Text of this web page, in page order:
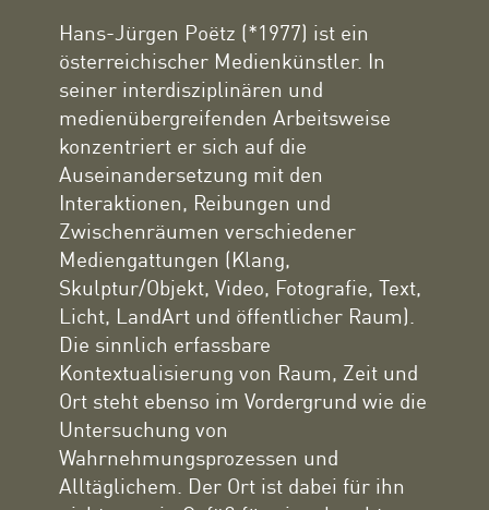
Hans-Jürgen Poëtz (*1977) ist ein
österreichischer Medienkünstler. In
seiner interdisziplinären und
medienübergreifenden Arbeitsweise
konzentriert er sich auf die
Auseinandersetzung mit den
Interaktionen, Reibungen und
Zwischenräumen verschiedener
Mediengattungen (Klang,
Skulptur/Objekt, Video, Fotografie, Text,
Licht, LandArt und öffentlicher Raum).
Die sinnlich erfassbare
Kontextualisierung von Raum, Zeit und
Ort steht ebenso im Vordergrund wie die
Untersuchung von
Wahrnehmungsprozessen und
Alltäglichem. Der Ort ist dabei für ihn